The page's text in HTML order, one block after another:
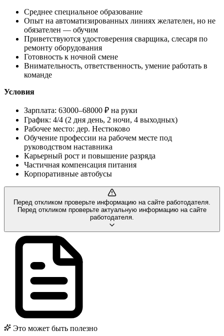
Среднее специальное образование
Опыт на автоматизированных линиях желателен, но не
обязателен — обучим
Приветствуются удостоверения сварщика, слесаря по
ремонту оборудования
Готовность к ночной смене
Внимательность, ответственность, умение работать в
команде
Условия
Зарплата: 63000–68000 ₽ на руки
График: 4/4 (2 дня день, 2 ночи, 4 выходных)
Рабочее место: дер. Нестюково
Обучение профессии на рабочем месте под
руководством наставника
Карьерный рост и повышение разряда
Частичная компенсация питания
Корпоративные автобусы
Перед откликом проверьте информацию на сайте работодателя.
Перед откликом проверьте актуальную информацию на сайте
работодателя.
Это может быть полезно